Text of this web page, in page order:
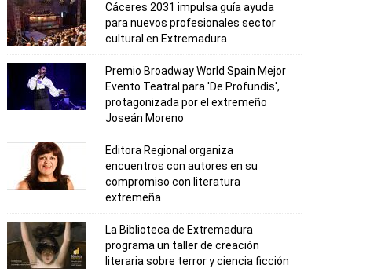
Cáceres 2031 impulsa guía ayuda
para nuevos profesionales sector
cultural en Extremadura
Premio Broadway World Spain Mejor
Evento Teatral para 'De Profundis',
protagonizada por el extremeño
Joseán Moreno
Editora Regional organiza
encuentros con autores en su
compromiso con literatura
extremeña
La Biblioteca de Extremadura
programa un taller de creación
literaria sobre terror y ciencia ficción